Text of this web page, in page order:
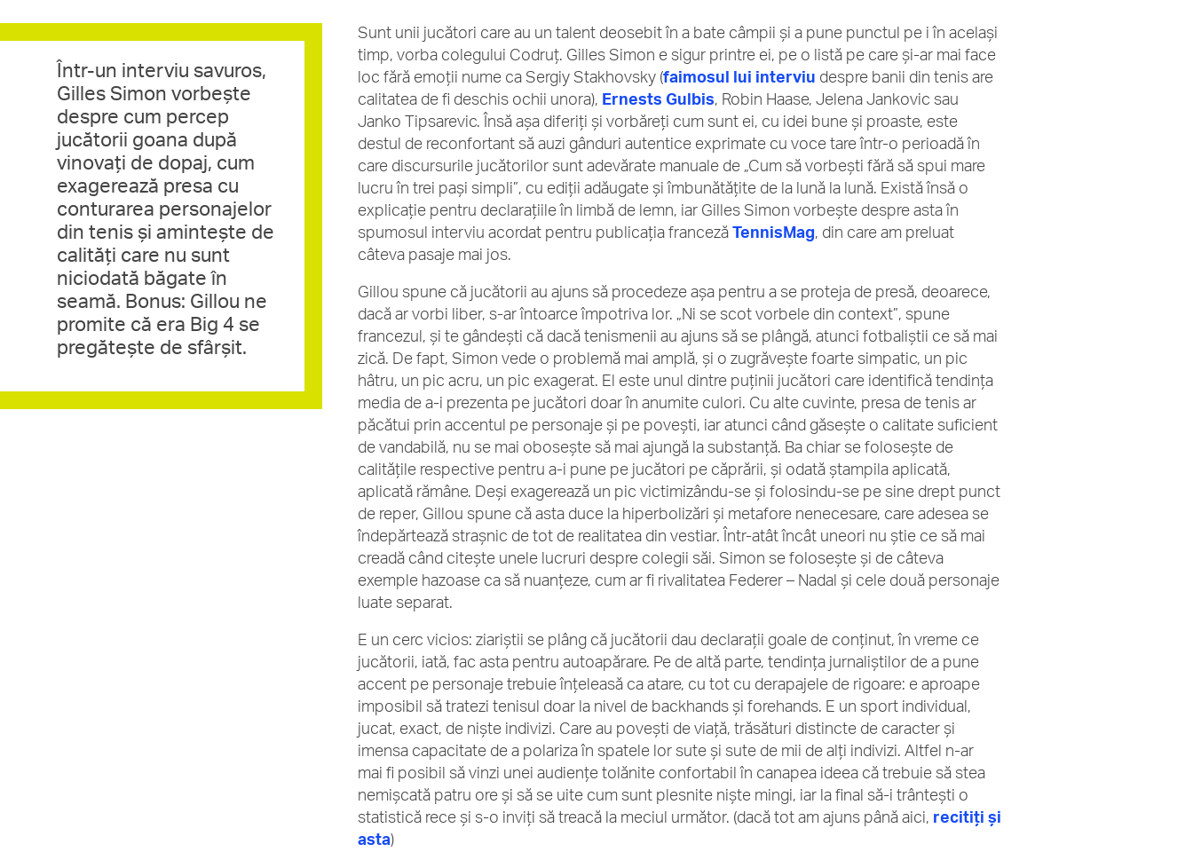
Într-un interviu savuros,
Gilles Simon vorbește
despre cum percep
jucătorii goana după
vinovați de dopaj, cum
exagerează presa cu
conturarea personajelor
din tenis și amintește de
calități care nu sunt
niciodată băgate în
seamă. Bonus: Gillou ne
promite că era Big 4 se
pregătește de sfârșit.
Sunt unii jucători care au un talent deosebit în a bate câmpii și a pune punctul pe i în același
timp, vorba colegului Codruț. Gilles Simon e sigur printre ei, pe o listă pe care și-ar mai face
loc fără emoții nume ca Sergiy Stakhovsky (faimosul lui interviu despre banii din tenis are
calitatea de fi deschis ochii unora), Ernests Gulbis, Robin Haase, Jelena Jankovic sau
Janko Tipsarevic. Însă așa diferiți și vorbăreți cum sunt ei, cu idei bune și proaste, este
destul de reconfortant să auzi gânduri autentice exprimate cu voce tare într-o perioadă în
care discursurile jucătorilor sunt adevărate manuale de „Cum să vorbești fără să spui mare
lucru în trei pași simpli”, cu ediții adăugate și îmbunătățite de la lună la lună. Există însă o
explicație pentru declarațiile în limbă de lemn, iar Gilles Simon vorbește despre asta în
spumosul interviu acordat pentru publicația francezăTennisMag, din care am preluat
câteva pasaje mai jos.
Gillou spune că jucătorii au ajuns să procedeze așa pentru a se proteja de presă, deoarece,
dacă ar vorbi liber, s-ar întoarce împotriva lor. „Ni se scot vorbele din context”, spune
francezul, și te gândești că dacă tenismenii au ajuns să se plângă, atunci fotbaliștii ce să mai
zică. De fapt, Simon vede o problemă mai amplă, și o zugrăvește foarte simpatic, un pic
hâtru, un pic acru, un pic exagerat. El este unul dintre puținii jucători care identifică tendința
media de a-i prezenta pe jucători doar în anumite culori. Cu alte cuvinte, presa de tenis ar
păcătui prin accentul pe personaje și pe povești, iar atunci când găsește o calitate suficient
de vandabilă, nu se mai obosește să mai ajungă la substanță. Ba chiar se folosește de
calitățile respective pentru a-i pune pe jucători pe căprării, și odată ștampila aplicată,
aplicată rămâne. Deși exagerează un pic victimizându-se și folosindu-se pe sine drept punct
de reper, Gillou spune că asta duce la hiperbolizări și metafore nenecesare, care adesea se
îndepărtează strașnic de tot de realitatea din vestiar. Într-atât încât uneori nu știe ce să mai
creadă când citește unele lucruri despre colegii săi. Simon se folosește și de câteva
exemple hazoase ca să nuanțeze, cum ar fi rivalitatea Federer – Nadal și cele două personaje
luate separat.
E un cerc vicios: ziariștii se plâng că jucătorii dau declarații goale de conținut, în vreme ce
jucătorii, iată, fac asta pentru autoapărare. Pe de altă parte, tendința jurnaliștilor de a pune
accent pe personaje trebuie înțeleasă ca atare, cu tot cu derapajele de rigoare: e aproape
imposibil să tratezi tenisul doar la nivel de backhands și forehands. E un sport individual,
jucat, exact, de niște indivizi. Care au povești de viață, trăsături distincte de caracter și
imensa capacitate de a polariza în spatele lor sute și sute de mii de alți indivizi. Altfel n-ar
mai fi posibil să vinzi unei audiențe tolănite confortabil în canapea ideea că trebuie să stea
nemișcată patru ore și să se uite cum sunt plesnite niște mingi, iar la final să-i trântești o
statistică rece și s-o inviți să treacă la meciul următor. (dacă tot am ajuns până aici, recitiți și
asta)